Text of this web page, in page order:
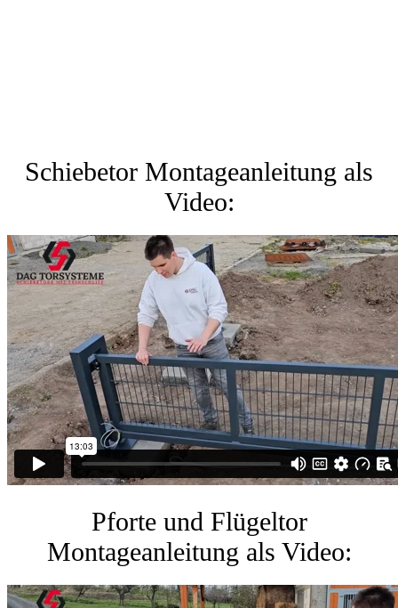
Schiebetor Montageanleitung als
Video:
Pforte und Flügeltor
Montageanleitung als Video: